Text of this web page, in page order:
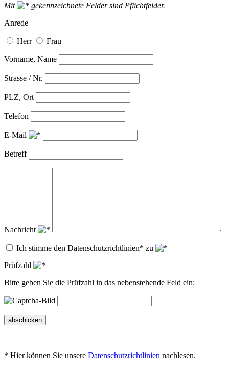
Mit
gekennzeichnete Felder sind Pflichtfelder.
Anrede
Herr| Frau
Vorname, Name
Strasse / Nr.
PLZ, Ort
Telefon
E-Mail
Betreff
Nachricht
Ich stimme den Datenschutzrichtlinien* zu
Prüfzahl
Bitte geben Sie die Prüfzahl in das nebenstehende Feld ein:
abschicken
* Hier können Sie unsere Datenschutzrichtlinien nachlesen.